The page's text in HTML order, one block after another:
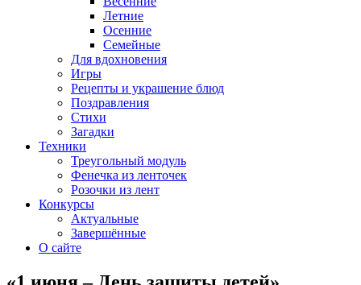
Летние
Осенние
Семейные
Для вдохновения
Игры
Рецепты и украшение блюд
Поздравления
Стихи
Загадки
Техники
Треугольный модуль
Фенечка из ленточек
Розочки из лент
Конкурсы
Актуальные
Завершённые
О сайте